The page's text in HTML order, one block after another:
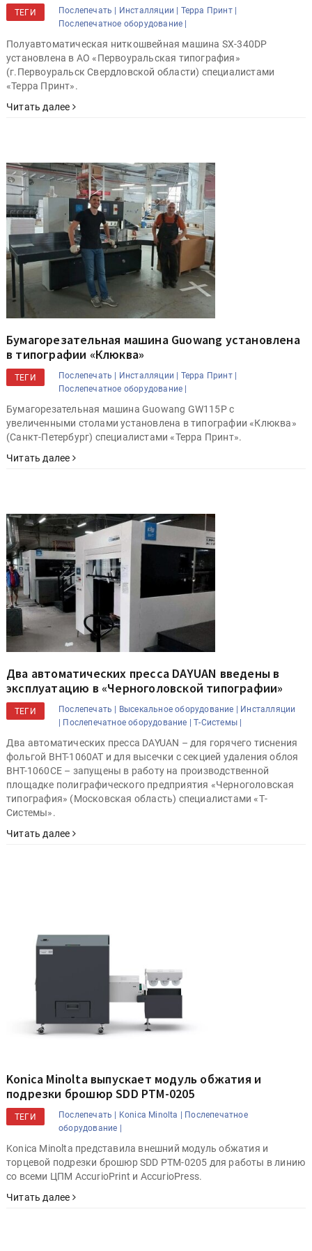
ТЕГИ Послепечать | Инсталляции | Терра Принт |
Послепечатное оборудование |
Полуавтоматическая ниткошвейная машина SX-340DP
установлена в АО «Первоуральская типография»
(г.Первоуральск Свердловской области) специалистами
«Терра Принт».
Читать далее
Бумагорезательная машина Guowang установлена
в типографии «Клюква»
ТЕГИ Послепечать | Инсталляции |
Терра Принт |
Послепечатное оборудование |
Бумагорезательная машина Guowang GW115P с
увеличенными столами установлена в типографии «Клюква»
(Санкт-Петербург) специалистами «Терра Принт».
Читать далее
Два автоматических пресса DAYUAN введены в
эксплуатацию в «Черноголовской типографии»
ТЕГИ Послепечать | Высекальное оборудование |
Инсталляции
Послепечатное оборудование | Т-Системы |
Два автоматических пресса DAYUAN – для горячего тиснения
фольгой BHT-1060AT и для высечки с секцией удаления облоя
BHT-1060CE – запущены в работу на производственной
площадке полиграфического предприятия «Черноголовская
типография» (Московская область) специалистами «Т-
Системы».
Читать далее
Konica Minolta выпускает модуль обжатия и
подрезки брошюр SDD PTM-0205
ТЕГИ Послепечать | Konica Minolta |
Послепечатное
оборудование |
Konica Minolta представила внешний модуль обжатия и
торцевой подрезки брошюр SDD PTM-0205 для работы в линию
со всеми ЦПМ AccurioPrint и AccurioPress.
Читать далее